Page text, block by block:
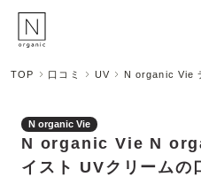
Skincare
メイクアップ
Makeup
TOP 口コミ UV N organic Vie
N organic Vie
N organic Vie N
イスト UVクリームの